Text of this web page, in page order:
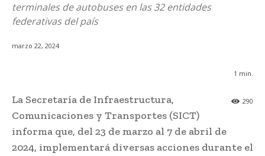
terminales de autobuses en las 32 entidades
federativas del país
marzo 22, 2024
1 min.
290
La Secretaría de Infraestructura,
Comunicaciones y Transportes (SICT)
informa que, del 23 de marzo al 7 de abril de
2024, implementará diversas acciones durante el